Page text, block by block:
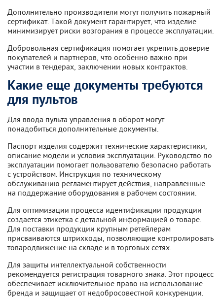
Дополнительно производители могут получить пожарный
сертификат. Такой документ гарантирует, что изделие
минимизирует риски возгорания в процессе эксплуатации.
Добровольная сертификация помогает укрепить доверие
покупателей и партнеров, что особенно важно при
участии в тендерах, заключении новых контрактов.
Какие еще документы требуются
для пультов
Для ввода пульта управления в оборот могут
понадобиться дополнительные документы.
Паспорт изделия содержит технические характеристики,
описание модели и условия эксплуатации. Руководство по
эксплуатации помогает пользователю безопасно работать
с устройством. Инструкция по техническому
обслуживанию регламентирует действия, направленные
на поддержание оборудования в рабочем состоянии.
Для оптимизации процесса идентификации продукции
создается этикетка с детальной информацией о товаре.
Для поставки продукции крупным ретейлерам
присваиваются штрихкоды, позволяющие контролировать
товародвижение на складе и в торговых сетях.
Для защиты интеллектуальной собственности
рекомендуется регистрация товарного знака. Этот процесс
обеспечивает исключительное право на использование
бренда и защищает от недобросовестной конкуренции.